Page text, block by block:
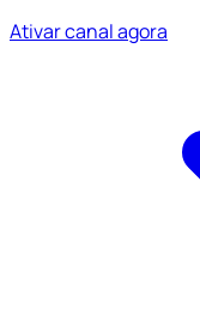
Ativar canal agora